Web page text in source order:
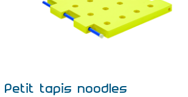
Petit tapis noodles